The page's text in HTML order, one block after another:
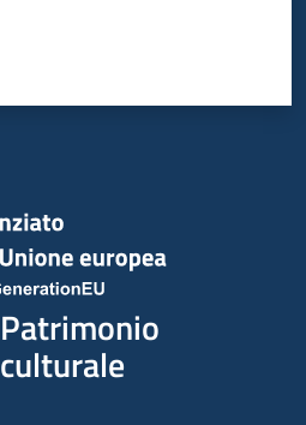
Patrimonio
culturale